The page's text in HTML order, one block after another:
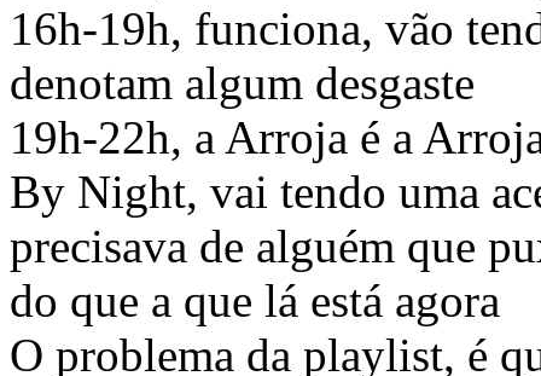
16h-19h, funciona, vão
denotam algum desgaste
19h-22h, a Arroja é a
By Night, vai tendo uma
precisava de alguém que
do que a que lá está agora
O problema da playlist, é